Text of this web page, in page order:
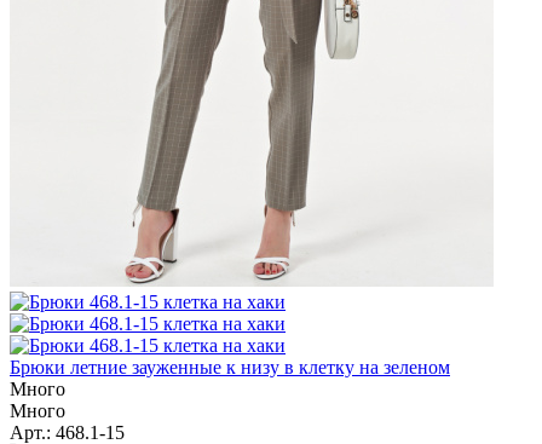
Брюки летние зауженные к низу в клетку на зеленом
Много
Много
Арт.: 468.1-15